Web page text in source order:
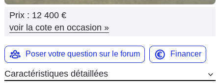
Moto
Marques
Prix : 12 400 €
voir la cote en occasion »
Poser votre question sur le forum Financer
Caractéristiques détaillées